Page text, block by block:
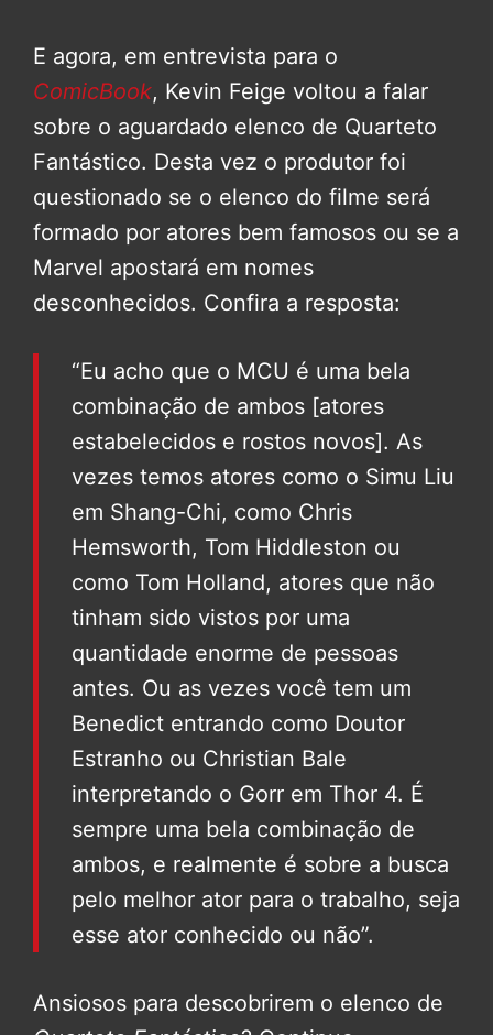
E agora, em entrevista para o
ComicBook, Kevin Feige voltou a falar
sobre o aguardado elenco de Quarteto
Fantástico. Desta vez o produtor foi
questionado se o elenco do filme será
formado por atores bem famosos ou se a
Marvel apostará em nomes
desconhecidos. Confira a resposta:
“Eu acho que o MCU é uma bela
combinação de ambos [atores
estabelecidos e rostos novos]. As
vezes temos atores como o Simu Liu
em Shang-Chi, como Chris
Hemsworth, Tom Hiddleston ou
como Tom Holland, atores que não
tinham sido vistos por uma
quantidade enorme de pessoas
antes. Ou as vezes você tem um
Benedict entrando como Doutor
Estranho ou Christian Bale
interpretando o Gorr em Thor 4. É
sempre uma bela combinação de
ambos, e realmente é sobre a busca
pelo melhor ator para o trabalho, seja
esse ator conhecido ou não”.
Ansiosos para descobrirem o elenco de